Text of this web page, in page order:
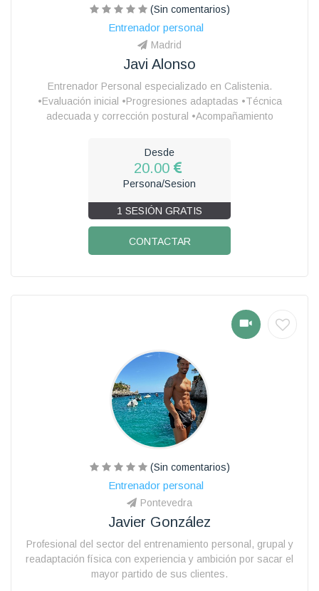
(Sin comentarios)
Entrenador personal
Madrid
Javi Alonso
Entrenador Personal especializado en Calistenia.
•Evaluación inicial •Progresiones adaptadas •Técnica
adecuada y corrección postural •Acompañamiento
Desde
20.00
Persona/Sesion
1 SESIÓN GRATIS
CONTACTAR
(Sin comentarios)
Entrenador personal
Pontevedra
Javier González
Profesional del sector del entrenamiento personal, grupal y
readaptación física con experiencia y ambición por sacar el
mayor partido de sus clientes.